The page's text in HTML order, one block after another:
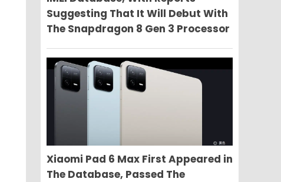
Suggesting That It Will Debut With
The Snapdragon 8 Gen 3 Processor
Xiaomi Pad 6 Max First Appeared in
The Database, Passed The